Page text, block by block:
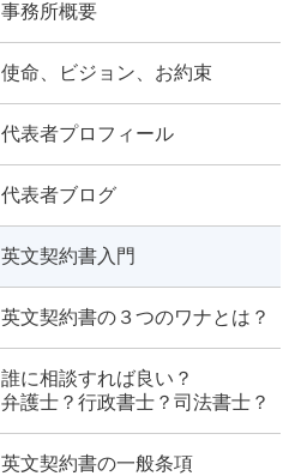
事務所概要
使命、ビジョン、お約束
代表者プロフィール
代表者ブログ
英文契約書入門
英文契約書の３つのワナとは？
誰に相談すれば良い？
弁護士？行政書士？司法書士？
英文契約書の一般条項